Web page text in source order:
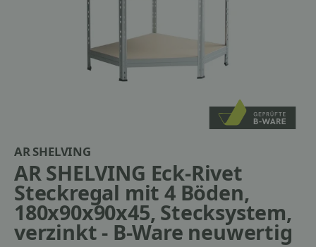
AR SHELVING
AR SHELVING Eck-Rivet
Steckregal mit 4 Böden,
180x90x90x45, Stecksystem,
verzinkt - B-Ware neuwertig